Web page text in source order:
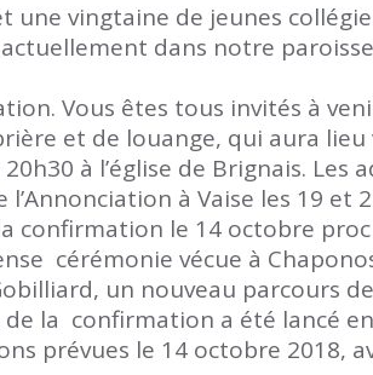
une vingtaine de jeunes
dans notre
Vous êtes tous invités à
et de louange, qui aura
à l’église de Brignais.
l’Annonciation à Vaise les 19 et
confirmation le 14 octobre
cérémonie vécue à
un nouveau parcours
la confirmation a été lancé
prévues le 14 octobre 2018,